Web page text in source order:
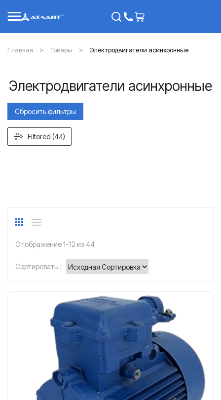
Главная Товары Электродвигатели асинхронные
Электродвигатели асинхронные
Отображение 1–12 из 44
Сортировать :
Сбросить фильтры
Filtered (44)